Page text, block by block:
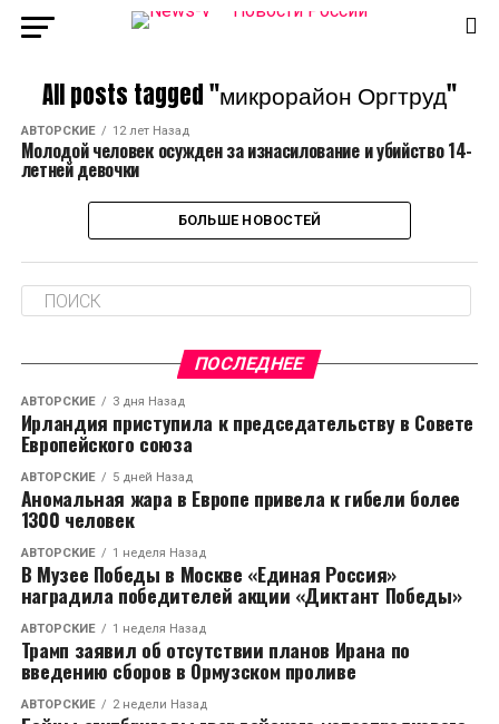
All posts tagged "микрорайон Оргтруд"
АВТОРСКИЕ 12 лет Назад
Молодой человек осужден за изнасилование и убийство 14-
летней девочки
БОЛЬШЕ НОВОСТЕЙ
ПОСЛЕДНЕЕ
АВТОРСКИЕ 3 дня Назад
Ирландия приступила к председательству в Совете
Европейского союза
АВТОРСКИЕ 5 дней Назад
Аномальная жара в Европе привела к гибели более
1300 человек
АВТОРСКИЕ 1 неделя Назад
В Музее Победы в Москве «Единая Россия»
наградила победителей акции «Диктант Победы»
АВТОРСКИЕ 1 неделя Назад
Трамп заявил об отсутствии планов Ирана по
введению сборов в Ормузском проливе
АВТОРСКИЕ 2 недели Назад